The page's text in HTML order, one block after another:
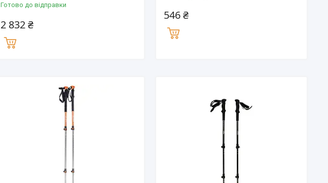
Готово до відправки
2 832 ₴
546 ₴